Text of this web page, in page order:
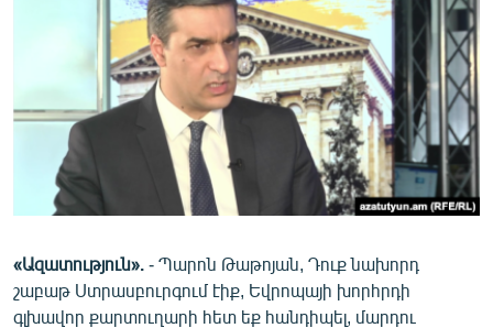
ՊԱՏԵՐԱԶՄԻ 6 ՇԱԲԱԹՆԵՐԸ
ՏԱՐԱԾԱՇՐՋԱՆ
ՄԻՋԱԶԳԱՅԻՆ
ՄՇԱԿՈՒՅԹ
ՍՊՈՐՏ
ՄԵԿՆԱԲԱՆՈՒԹՅՈՒՆ
ՏՏ ԵՒ ԻՆՏԵՐՆԵՏ
ԿՈՐՈՆԱՎԻՐՈՒՍ
«Ազատություն». - Պարոն Թաթոյան, Դուք նախորդ
շաբաթ Ստրասբուրգում էիք, Եվրոպայի խորհրդի
գլխավոր քարտուղարի հետ եք հանդիպել, մարդու